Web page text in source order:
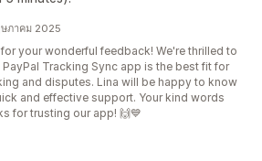
ภาคม 2025
your wonderful feedback! We're thrilled to
Tracking Sync app is the best fit for
and disputes. Lina will be happy to know
and effective support. Your kind words
for trusting our app! 🙌💙